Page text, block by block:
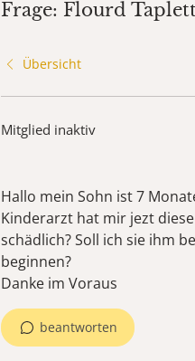
Frage: Flourd
Übersicht
Mitglied inaktiv
Hallo mein Sohn ist 7
Kinderarzt hat mir jezt
schädlich? Soll ich sie ihm
beginnen?
Danke im Voraus
beantworten